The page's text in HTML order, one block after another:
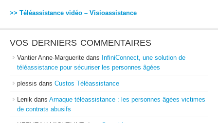
>> Téléassistance vidéo – Visioassistance
VOS DERNIERS COMMENTAIRES
Vantier Anne-Marguerite dans InfiniConnect, une solution de
téléassistance pour sécuriser les personnes âgées
plessis dans Custos Téléassistance
Lenik dans Arnaque téléassistance : les personnes âgées victimes
de contrats abusifs